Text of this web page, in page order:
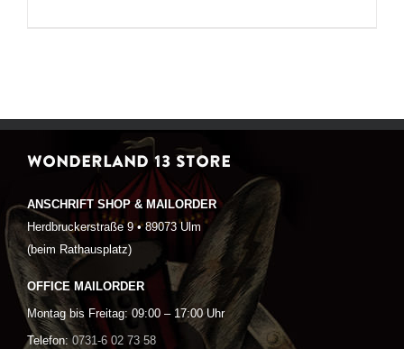
WONDERLAND 13 STORE
ANSCHRIFT SHOP & MAILORDER
Herdbruckerstraße 9 • 89073 Ulm
(beim Rathausplatz)
OFFICE MAILORDER
Montag bis Freitag: 09:00 – 17:00 Uhr
Telefon: 0731-6 02 73 58